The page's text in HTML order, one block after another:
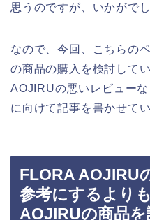
思うのですが、いかがで
なので、今回、こちらの
の商品の購入を検討して
AOJIRUの悪いレビュー
に向けて記事を書かせて
FLORA AOJIRU
参考にするより
AOJIRUの商品